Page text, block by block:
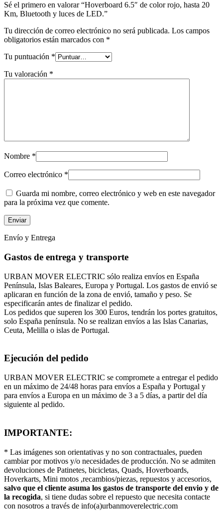
Sé el primero en valorar “Hoverboard 6.5″ de color rojo, hasta 20
Km, Bluetooth y luces de LED.”
Tu dirección de correo electrónico no será publicada. Los campos
obligatorios están marcados con *
Tu puntuación *
Tu valoración *
Nombre *
Correo electrónico *
Guarda mi nombre, correo electrónico y web en este navegador
para la próxima vez que comente.
Envío y Entrega
Gastos de entrega y transporte
URBAN MOVER ELECTRIC sólo realiza envíos en España
Península, Islas Baleares, Europa y Portugal. Los gastos de envió se
aplicaran en función de la zona de envió, tamaño y peso. Se
especificarán antes de finalizar el pedido.
Los pedidos que superen los 300 Euros, tendrán los portes gratuitos,
solo España península. No se realizan envíos a las Islas Canarias,
Ceuta, Melilla o islas de Portugal.
Ejecución del pedido
URBAN MOVER ELECTRIC se compromete a entregar el pedido
en un máximo de 24/48 horas para envíos a España y Portugal y
para envíos a Europa en un máximo de 3 a 5 días, a partir del día
siguiente al pedido.
IMPORTANTE:
* Las imágenes son orientativas y no son contractuales, pueden
cambiar por motivos y/o necesidades de producción. No se admiten
devoluciones de Patinetes, bicicletas, Quads, Hoverboards,
Hoverkarts, Mini motos ,recambios/piezas, repuestos y accesorios,
salvo que el cliente asuma los gastos de transporte del envio y de
la recogida, si tiene dudas sobre el repuesto que necesita contacte
con nosotros a través de info(a)urbanmoverelectric.com